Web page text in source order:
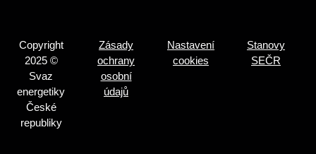
Copyright
2025 ©
Svaz
energetiky
České
republiky
Zásady
ochrany
osobní
údajů
Nastavení
cookies
Stanovy
SEČR